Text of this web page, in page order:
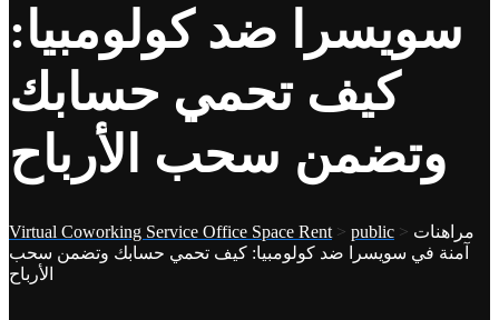
سويسرا ضد كولومبيا:
كيف تحمي حسابك
وتضمن سحب الأرباح
Virtual Coworking Service Office Space Rent > public > مراهنات
آمنة في سويسرا ضد كولومبيا: كيف تحمي حسابك وتضمن سحب
الأرباح